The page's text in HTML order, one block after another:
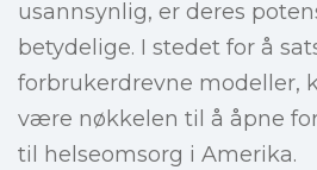
usannsynlig, er deres
betydelige. I stedet for å
forbrukerdrevne modeller,
være nøkkelen til å åpne
til helseomsorg i Amerika.